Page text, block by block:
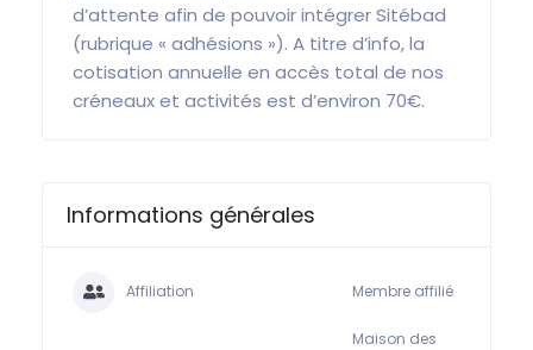
d’attente afin de pouvoir intégrer Sitébad
(rubrique « adhésions »). A titre d’info, la
cotisation annuelle en accès total de nos
créneaux et activités est d’environ 70€.
Informations générales
Affiliation Membre affilié
Maison des